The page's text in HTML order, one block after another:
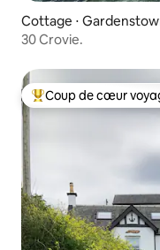
Cottage ⋅
30 Crovie.
Coups de cœur
Coup de cœur